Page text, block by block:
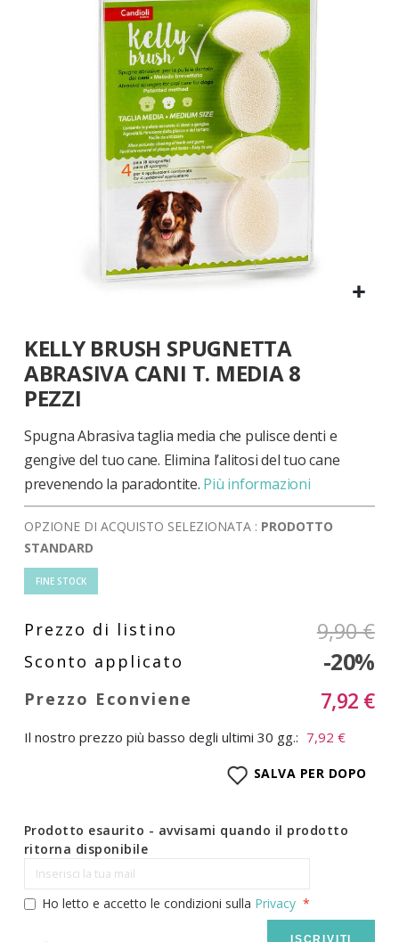
all'inizio
della
galleria
di
KELLY BRUSH SPUGNETTA
ABRASIVA CANI T. MEDIA 8
PEZZI
Spugna Abrasiva taglia media che pulisce denti e
gengive del tuo cane. Elimina l’alitosi del tuo cane
prevenendo la paradontite. Più informazioni
OPZIONE DI ACQUISTO SELEZIONATA : PRODOTTO
STANDARD
FINE STOCK
9,90 €
-20%
7,92 €
Il nostro prezzo più basso degli ultimi 30 gg.: 7,92 €
SALVA PER DOPO
Prodotto esaurito - avvisami quando il prodotto
ritorna disponibile
Ho letto e accetto le condizioni sulla Privacy
ISCRIVITI